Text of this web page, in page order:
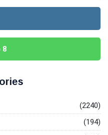
8
(2240)
(194)